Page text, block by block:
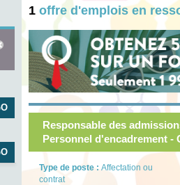
1 offre d'emplois en
Responsable des
Personnel d'encadrement -
Type de poste : Affectation ou
contrat